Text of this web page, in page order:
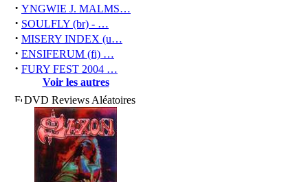
· YNGWIE J. MALMS…
· SOULFLY (br) - …
· MISERY INDEX (u…
· ENSIFERUM (fi) …
· FURY FEST 2004 …
Voir les autres
DVD Reviews Aléatoires